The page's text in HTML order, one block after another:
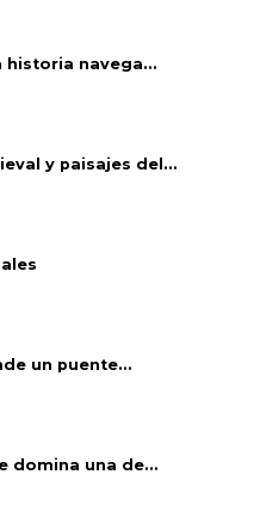
navega...
y paisajes del...
un puente...
domina una de...